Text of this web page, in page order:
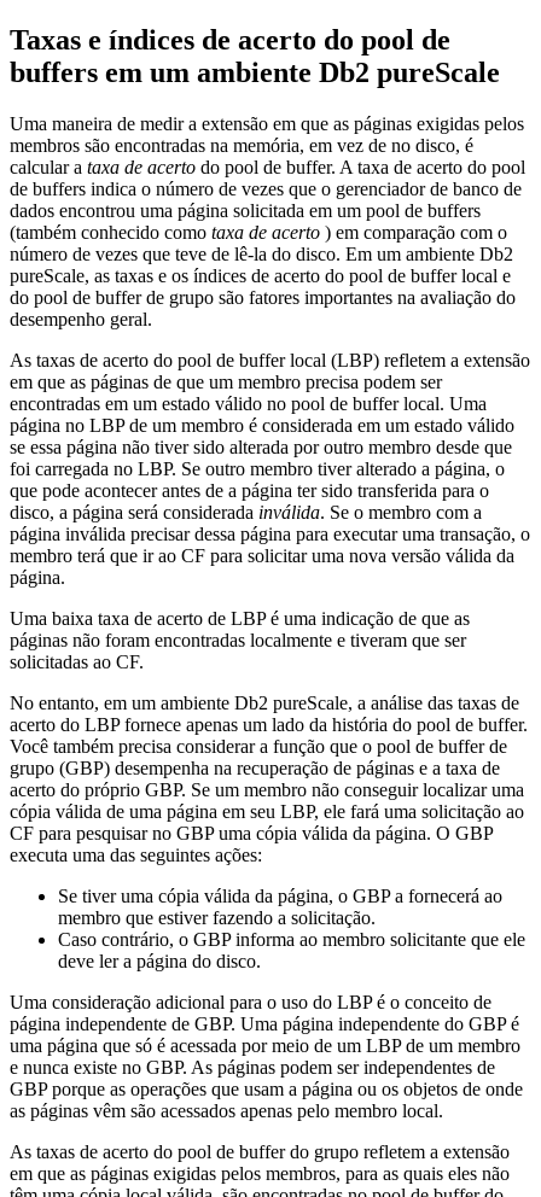
Taxas e índices de acerto do pool de
buffers em um ambiente Db2 pureScale
Uma maneira de medir a extensão em que as páginas exigidas pelos
membros são encontradas na memória, em vez de no disco, é
calcular a taxa de acerto do pool de buffer. A taxa de acerto do pool
de buffers indica o número de vezes que o gerenciador de banco de
dados encontrou uma página solicitada em um pool de buffers
(também conhecido como taxa de acerto ) em comparação com o
número de vezes que teve de lê-la do disco. Em um ambiente Db2
pureScale, as taxas e os índices de acerto do pool de buffer local e
do pool de buffer de grupo são fatores importantes na avaliação do
desempenho geral.
As taxas de acerto do pool de buffer local (LBP) refletem a extensão
em que as páginas de que um membro precisa podem ser
encontradas em um estado válido no pool de buffer local. Uma
página no LBP de um membro é considerada em um estado válido
se essa página não tiver sido alterada por outro membro desde que
foi carregada no LBP. Se outro membro tiver alterado a página, o
que pode acontecer antes de a página ter sido transferida para o
disco, a página será considerada inválida. Se o membro com a
página inválida precisar dessa página para executar uma transação, o
membro terá que ir ao CF para solicitar uma nova versão válida da
página.
Uma baixa taxa de acerto de LBP é uma indicação de que as
páginas não foram encontradas localmente e tiveram que ser
solicitadas ao CF.
No entanto, em um ambiente Db2 pureScale, a análise das taxas de
acerto do LBP fornece apenas um lado da história do pool de buffer.
Você também precisa considerar a função que o pool de buffer de
grupo (GBP) desempenha na recuperação de páginas e a taxa de
acerto do próprio GBP. Se um membro não conseguir localizar uma
cópia válida de uma página em seu LBP, ele fará uma solicitação ao
CF para pesquisar no GBP uma cópia válida da página. O GBP
executa uma das seguintes ações:
Se tiver uma cópia válida da página, o GBP a fornecerá ao
membro que estiver fazendo a solicitação.
Caso contrário, o GBP informa ao membro solicitante que ele
deve ler a página do disco.
Uma consideração adicional para o uso do LBP é o conceito de
página independente de GBP. Uma página independente do GBP é
uma página que só é acessada por meio de um LBP de um membro
e nunca existe no GBP. As páginas podem ser independentes de
GBP porque as operações que usam a página ou os objetos de onde
as páginas vêm são acessados apenas pelo membro local.
As taxas de acerto do pool de buffer do grupo refletem a extensão
em que as páginas exigidas pelos membros, para as quais eles não